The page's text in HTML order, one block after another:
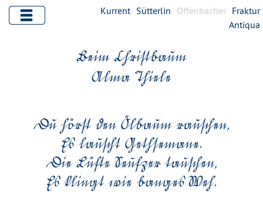
Kurrent Sütterlin Offenbacher Fraktur
Antiqua